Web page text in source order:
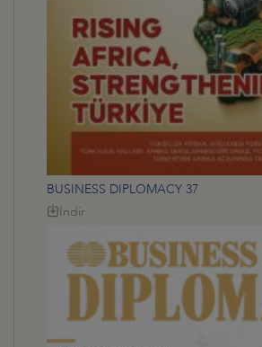
BUSINESS DIPLOMACY 37
İndir